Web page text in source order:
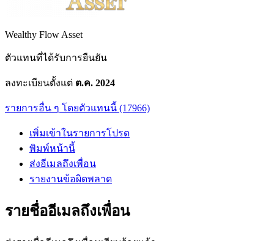
Wealthy Flow Asset
ตัวแทนที่ได้รับการยืนยัน
ลงทะเบียนตั้งแต่ ต.ค. 2024
รายการอื่น ๆ โดยตัวแทนนี้ (17966)
เพิ่มเข้าในรายการโปรด
พิมพ์หน้านี้
ส่งอีเมลถึงเพื่อน
รายงานข้อผิดพลาด
รายชื่ออีเมลถึงเพื่อน